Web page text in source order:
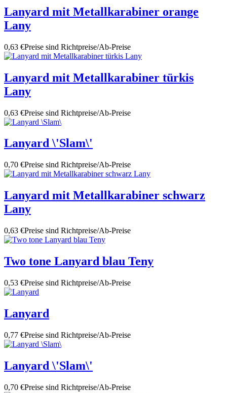
Lanyard mit Metallkarabiner orange
Lany
0,63 €Preise sind Richtpreise/Ab-Preise
Lanyard mit Metallkarabiner türkis
Lany
0,63 €Preise sind Richtpreise/Ab-Preise
Lanyard \'Slam\'
0,70 €Preise sind Richtpreise/Ab-Preise
Lanyard mit Metallkarabiner schwarz
Lany
0,63 €Preise sind Richtpreise/Ab-Preise
Two tone Lanyard blau Teny
0,53 €Preise sind Richtpreise/Ab-Preise
Lanyard
0,77 €Preise sind Richtpreise/Ab-Preise
Lanyard \'Slam\'
0,70 €Preise sind Richtpreise/Ab-Preise